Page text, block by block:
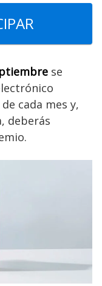
se
cada mes y,
deberás